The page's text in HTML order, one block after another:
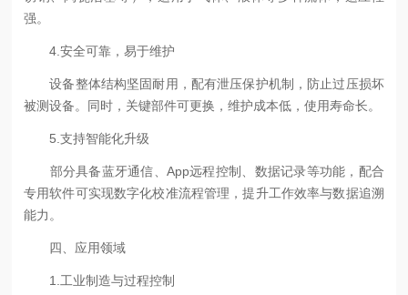
强。
4.安全可靠，易于维护
设备整体结构坚固耐用，配有泄压保护机制，防止过压损坏
被测设备。同时，关键部件可更换，维护成本低，使用寿命长。
5.支持智能化升级
部分具备蓝牙通信、App远程控制、数据记录等功能，配合
专用软件可实现数字化校准流程管理，提升工作效率与数据追溯
能力。
四、应用领域
1.工业制造与过程控制